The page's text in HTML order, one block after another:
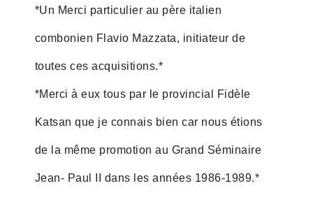
*Un Merci particulier au père italien
combonien Flavio Mazzata, initiateur de
toutes ces acquisitions.*
*Merci à eux tous par le provincial Fidèle
Katsan que je connais bien car nous étions
de la même promotion au Grand Séminaire
Jean- Paul II dans les années 1986-1989.*